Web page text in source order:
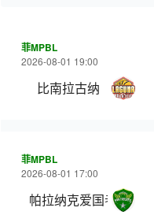
菲MPBL
2026-08-01 19:00
比南拉古纳
菲MPBL
2026-08-01 17:00
帕拉纳克爱国者